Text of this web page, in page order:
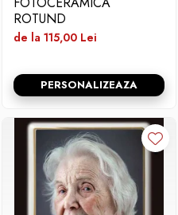
ROTUND
de la 115,00 Lei
PERSONALIZEAZA